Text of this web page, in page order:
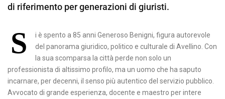
di riferimento per generazioni di giuristi.
S
i è spento a 85 anni Generoso Benigni, figura autorevole
del panorama giuridico, politico e culturale di Avellino. Con
la sua scomparsa la città perde non solo un
professionista di altissimo profilo, ma un uomo che ha saputo
incarnare, per decenni, il senso più autentico del servizio pubblico.
Avvocato di grande esperienza, docente e maestro per intere